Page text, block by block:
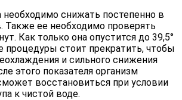
необходимо снижать постепенно в
Также ее необходимо проверять
Как только она опустится до 39,5°
стоит прекратить, чтобы
и сильного снижения
этого показателя организм
восстановиться при условии
к чистой воде.